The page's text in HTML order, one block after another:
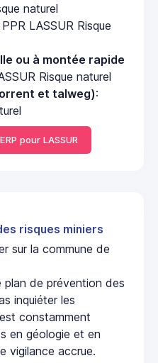
naturel
PPR LASSUR Risque
ou à montée rapide
Risque naturel
et talweg):
pour LASSUR
risques miniers
sur la commune de
plan de prévention des
inquiéter les
constamment
en géologie et en
vigilance accrue.